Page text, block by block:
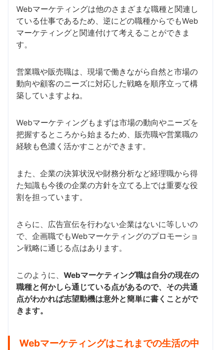
Webマーケティングは他のさまざまな職種と関連し
ている仕事であるため、逆にどの職種からでもWeb
マーケティングと関連付けて考えることができま
す。
営業職や販売職は、現場で働きながら自然と市場の
動向や顧客のニーズに対応した戦略を順序立って構
築していますよね。
Webマーケティングもまずは市場の動向やニーズを
把握するところから始まるため、販売職や営業職の
経験も色濃く活かすことができます。
また、企業の決算状況や財務分析など経理職から得
た知識も今後の企業の方針を立てる上では重要な役
割を担っています。
さらに、広告宣伝を行わない企業はないに等しいの
で、企画職でもWebマーケティングのプロモーショ
ン戦略に通じる点はあります。
このように、 Webマーケティング職は自分の現在の
職種と何かしら通じている点があるので、その共通
点がわかれば志望動機は意外と簡単に書くことがで
きます。
Webマーケティングはこれまでの生活の中